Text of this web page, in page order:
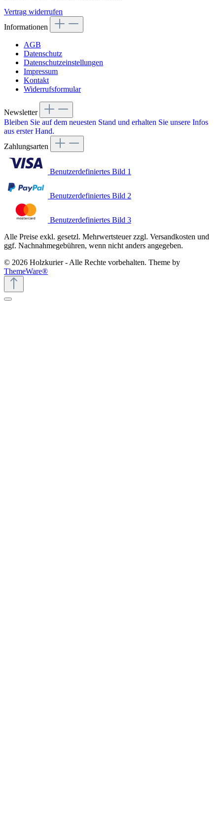
Vertrag widerrufen
Informationen
AGB
Datenschutz
Datenschutzeinstellungen
Impressum
Kontakt
Widerrufsformular
Newsletter
Bleiben Sie auf dem neuesten Stand und erhalten Sie unsere Infos
aus erster Hand.
Zahlungsarten
Benutzerdefiniertes Bild 1
Benutzerdefiniertes Bild 2
Benutzerdefiniertes Bild 3
Alle Preise exkl. gesetzl. Mehrwertsteuer zzgl. Versandkosten und
ggf. Nachnahmegebühren, wenn nicht anders angegeben.
© 2026 Holzkurier - Alle Rechte vorbehalten. Theme by
ThemeWare®